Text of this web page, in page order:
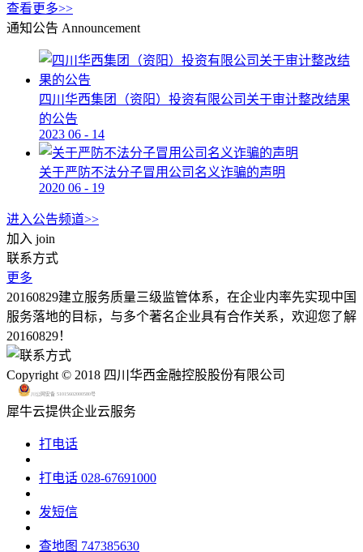
查看更多>>
通知公告 Announcement
四川华西集团（资阳）投资有限公司关于审计整改结果
的公告
2023 06 - 14
关于严防不法分子冒用公司名义诈骗的声明
2020 06 - 19
进入公告频道>>
加入 join
联系方式
更多
20160829建立服务质量三级监管体系，在企业内率先实现中国
服务落地的目标，与多个著名企业具有合作关系，欢迎您了解
20160829！
Copyright © 2018 四川华西金融控股股份有限公司
川公网安备 51015602000580号
犀牛云提供企业云服务
打电话
打电话 028-67691000
发短信
查地图 747385630